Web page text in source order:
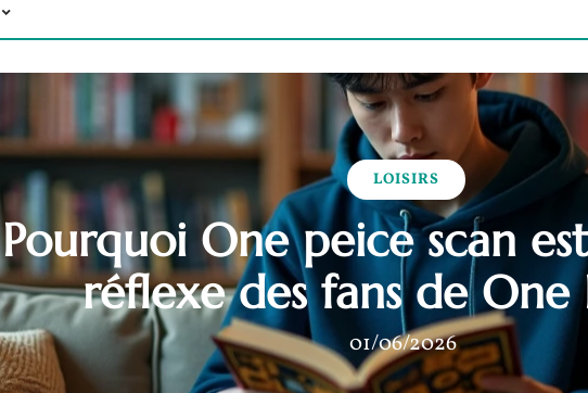
LOISIRS
Pourquoi One peice scan
réflexe des fans de One
01/06/2026